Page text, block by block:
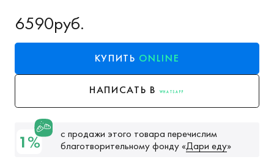
6590руб.
КУПИТЬ ONLINE
НАПИСАТЬ В WHATSAPP
с продажи этого товара перечислим
благотворительному фонду«Дари еду»